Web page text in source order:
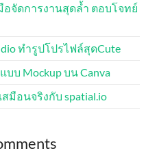
อจัดการงานสุดล้ำ ตอบโจทย์
ทำรูปโปรไฟล์สุดCute
บบ Mockup บน Canva
สมือนจริงกับ spatial.io